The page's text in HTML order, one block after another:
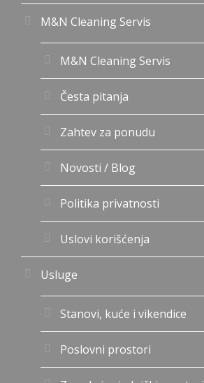
M&N Cleaning Servis
M&N Cleaning Servis
Česta pitanja
Zahtev za ponudu
Novosti / Blog
Politika privatnosti
Uslovi korišćenja
Usluge
Stanovi, kuće i vikendice
Poslovni prostori